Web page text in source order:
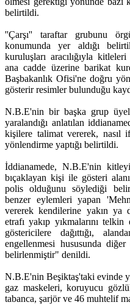
belirtildi.
''Çarşı'' taraftar grubunu
konumunda yer aldığı
kuruluşları aracılığıyla
ana cadde üzerine barikat
Başbakanlık Ofisi'ne doğru
gösterir resimler bulunduğu
N.B.E'nin bir başka grup
yaralandığı anlatılan
kişilere talimat vererek, nasıl
yönlendirme yaptığı belirtildi.
İddianamede, N.B.E'nin
bıçaklayan kişi ile gösteri
polis olduğunu söylediği
benzer eylemleri yapan
vererek kendilerine yakın ya
etrafı yakıp yıkmalarını
göstericilere dağıttığı,
engellenmesi hususunda
belirlenmiştir" denildi.
N.B.E'nin Beşiktaş'taki evinde
gaz maskeleri, koruyucu
tabanca, şarjör ve 46 muhtelif